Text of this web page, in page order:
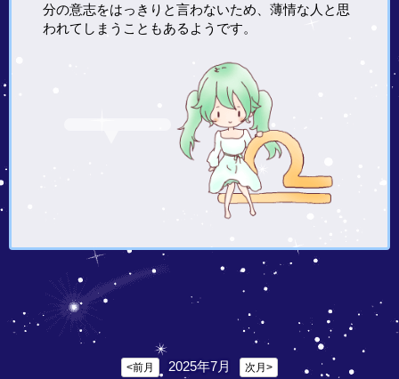
分の意志をはっきりと言わないため、薄情な人と思
われてしまうこともあるようです。
<前月 2025年7月 次月>